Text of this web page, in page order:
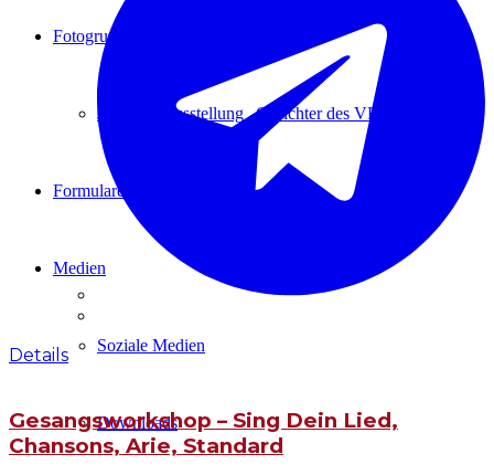
Fotogruppe
Jubiläumsausstellung „Gesichter des VBV“
Formulare
Medien
Soziale Medien
Downloads
Details
Gesangsworkshop – Sing Dein Lied,
Chansons, Arie, Standard